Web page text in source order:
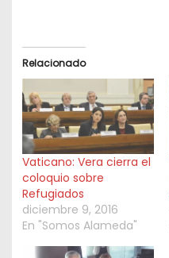
Relacionado
Vaticano: Vera cierra el
coloquio sobre
Refugiados
diciembre 9, 2016
En "Somos Alameda"